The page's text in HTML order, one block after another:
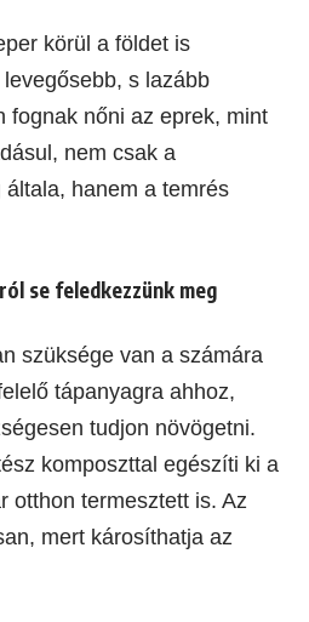
körül a földet is
s lazább
fognak nőni az eprek, mint
nem csak a
hanem a temrés
se feledkezzünk meg
szüksége van a számára
tápanyagra ahhoz,
tudjon növögetni.
komposzttal egészíti ki a
otthon termesztett is. Az
mert károsíthatja az